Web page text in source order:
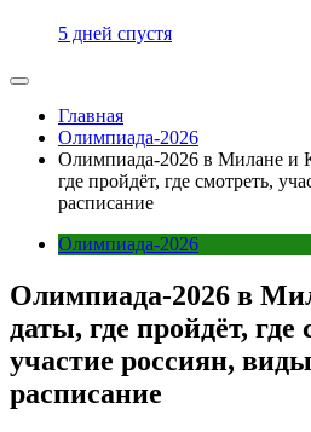
5 дней спустя
Главная
Олимпиада-2026
Олимпиада-2026 в Милане и
где пройдёт, где смотреть,
расписание
Олимпиада-2026
Олимпиада-2026 в
даты, где пройдёт, где
участие россиян,
расписание